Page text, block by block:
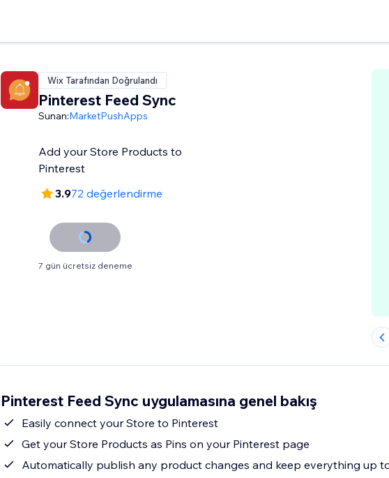
Wix Tarafından Doğrulandı
Pinterest Feed Sync
Sunan:MarketPushApps
Add your Store Products to
Pinterest
3.972 değerlendirme
7 gün ücretsiz deneme
Pinterest Feed Sync uygulamasına genel bakış
Easily connect your Store to Pinterest
Get your Store Products as Pins on your Pinterest page
Automatically publish any product changes and keep everything up